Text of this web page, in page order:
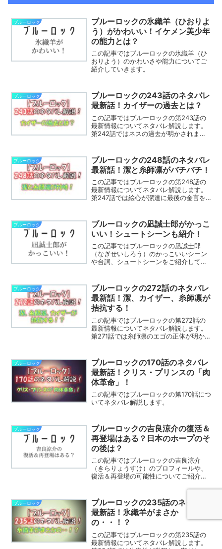
ブルーロック
ブルーロックの氷織羊（ひおりよ
う）がかわいい！イケメン美少年
の能力とは？
この記事ではブルーロックの氷織羊（ひ
おりよう）のかわいさや能力についてご
紹介していきます。
ブルーロック
ブルーロックの243話のネタバレ
最新話！カイザーの過去とは？
この記事ではブルーロックの第243話の
最新情報についてネタバレ解説します。
第242話ではネスの過去が明かされまし
バレを含みますブルーロックの第243話
以外のネタバレ...
ブルーロック
ブルーロックの248話のネタバレ
最新話！潔と糸師凛がバチバチ！
この記事ではブルーロックの第248話の
最新情報についてネタバレ解説します。
第247話では絵心が潔達に最後の金言を
ロックのネタバレを含みますブルーロッ
クの第248話以...
ブルーロック
ブルーロックの凪誠士郎がかっこ
いい！シュートシーンも紹介！
この記事ではブルーロックの凪誠士郎
（なぎせいしろう）のかっこいいシーン
や台詞、シュートシーンをご紹介してい
ブルーロック
ブルーロックの272話のネタバレ
最新話！潔、カイザー、糸師凛が
拮抗する！
この記事ではブルーロックの第272話の
最新情報についてネタバレ解説します。
第271話では糸師凛のエゴの正体が明かさ
のネタバレを含みますブルーロックの第
272話以外の...
ブルーロック
ブルーロックの170話のネタバレ
最新話！クリス・プリンスの「肉
体革命」！
この記事ではブルーロックの第170話につ
いてネタバレ解説します。
ブルーロック
ブルーロックの吉良涼介の復活＆
再登場はある？日本のホープのそ
の後は？
この記事ではブルーロックの吉良涼介
（きらりょうすけ）のプロフィールや、
復活＆再登場の可能性についてご紹介し
ブルーロック
ブルーロックの235話のネタバレ
最新話！氷織羊がまさか
の・・！？
この記事ではブルーロックの第235話の
最新情報についてネタバレ解説します。